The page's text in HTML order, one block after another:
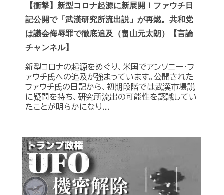
【衝撃】新型コロナ起源に新展開！ファウチ日
記公開で「武漢研究所流出説」が再燃。共和党
は議会侮辱罪で徹底追及（畠山元太朗）【言論
チャンネル】
新型コロナの起源をめぐり、米国でアンソニー・フ
ァウチ氏への追及が強まっています。公開された
ファウチ氏の日記から、初期段階では武漢市場説
に疑問を持ち、研究所流出の可能性を認識してい
たことが明らかになり...